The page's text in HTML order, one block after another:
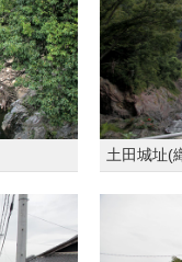
土田城址(